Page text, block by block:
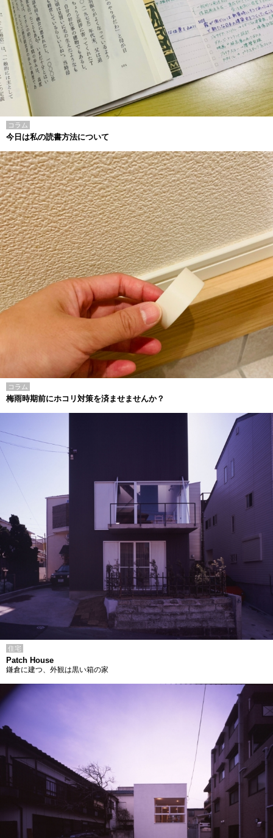
コラム
今日は私の読書方法について
コラム
梅雨時期前にホコリ対策を済ませませんか？
住宅
Patch House
鎌倉に建つ、外観は黒い箱の家